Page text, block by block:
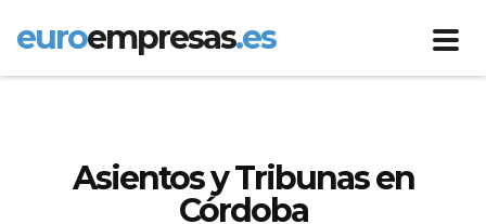
euroempresas.es
Asientos y Tribunas en
Córdoba